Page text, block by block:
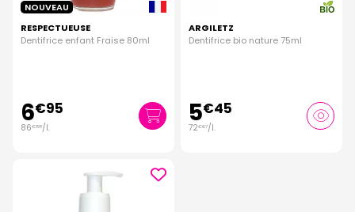
NOUVEAU
RESPECTUEUSE
Dentifrice enfant Fraise 80ml
6€95
86€88/l.
ARGILETZ
Dentifrice bio nature 75ml
5€45
72€67/l.